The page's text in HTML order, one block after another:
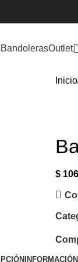
BandolerasOutlet
Inicio
$